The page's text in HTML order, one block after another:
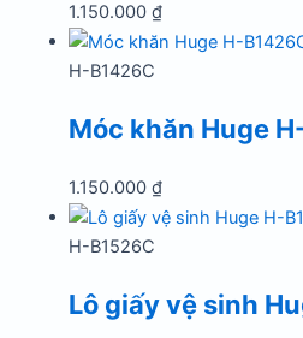
1.150.000₫
H-B1426C
Móc khăn Huge
1.150.000₫
H-B1526C
Lô giấy vệ sinh